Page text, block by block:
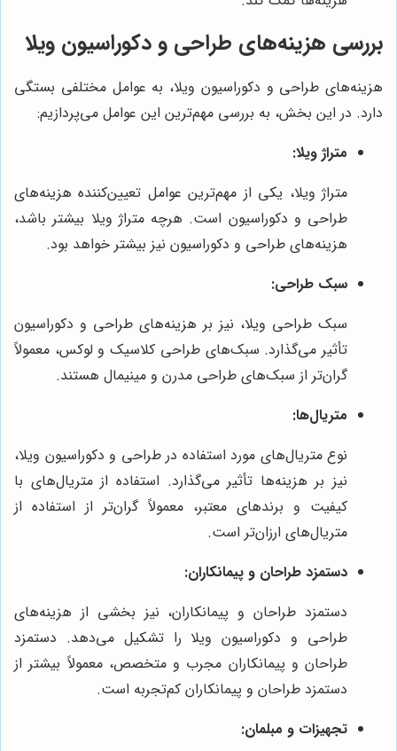
بررسی هزینه‌های طراحی و دکوراسیون ویلا
هزینه‌های طراحی و دکوراسیون ویلا، به عوامل مختلفی بستگی
دارد. در این بخش، به بررسی مهم‌ترین این عوامل می‌پردازیم:
متراژ ویلا:
متراژ ویلا، یکی از مهم‌ترین عوامل تعیین‌کننده هزینه‌های
طراحی و دکوراسیون است. هرچه متراژ ویلا بیشتر باشد،
هزینه‌های طراحی و دکوراسیون نیز بیشتر خواهد بود.
سبک طراحی:
سبک طراحی ویلا، نیز بر هزینه‌های طراحی و دکوراسیون
تأثیر می‌گذارد. سبک‌های طراحی کلاسیک و لوکس، معمولاً
گران‌تر از سبک‌های طراحی مدرن و مینیمال هستند.
متریال‌ها:
نوع متریال‌های مورد استفاده در طراحی و دکوراسیون ویلا،
نیز بر هزینه‌ها تأثیر می‌گذارد. استفاده از متریال‌های با
کیفیت و برندهای معتبر، معمولاً گران‌تر از استفاده از
متریال‌های ارزان‌تر است.
دستمزد طراحان و پیمانکاران:
دستمزد طراحان و پیمانکاران، نیز بخشی از هزینه‌های
طراحی و دکوراسیون ویلا را تشکیل می‌دهد. دستمزد
طراحان و پیمانکاران مجرب و متخصص، معمولاً بیشتر از
دستمزد طراحان و پیمانکاران کم‌تجربه است.
تجهیزات و مبلمان: